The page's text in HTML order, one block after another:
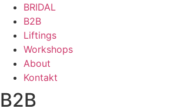
Zum
Inhalt
springen
BRIDAL
B2B
Liftings
Workshops
About
Kontakt
B2B